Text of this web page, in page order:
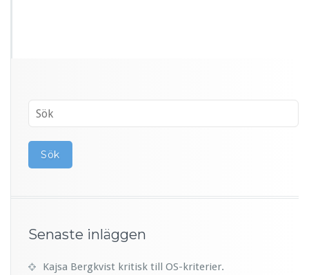
Senaste inläggen
Kajsa Bergkvist kritisk till OS-kriterier.